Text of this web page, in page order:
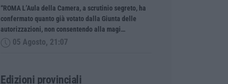
“ROMA L’Aula della Camera, a scrutinio segreto, ha
confermato quanto già votato dalla Giunta delle
autorizzazioni, non consentendo alla magi…
05 Agosto, 21:07
Edizioni provinciali